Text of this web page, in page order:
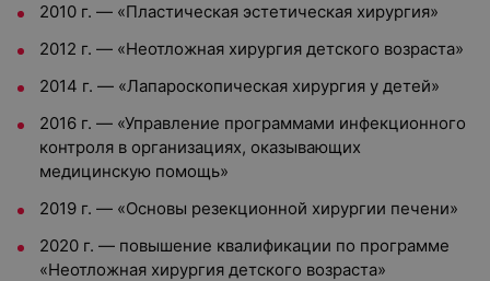
2010 г. — «Пластическая эстетическая хирургия»
2012 г. — «Неотложная хирургия детского возраста»
2014 г. — «Лапароскопическая хирургия у детей»
2016 г. — «Управление программами инфекционного
контроля в организациях, оказывающих
медицинскую помощь»
2019 г. — «Основы резекционной хирургии печени»
2020 г. — повышение квалификации по программе
«Неотложная хирургия детского возраста»